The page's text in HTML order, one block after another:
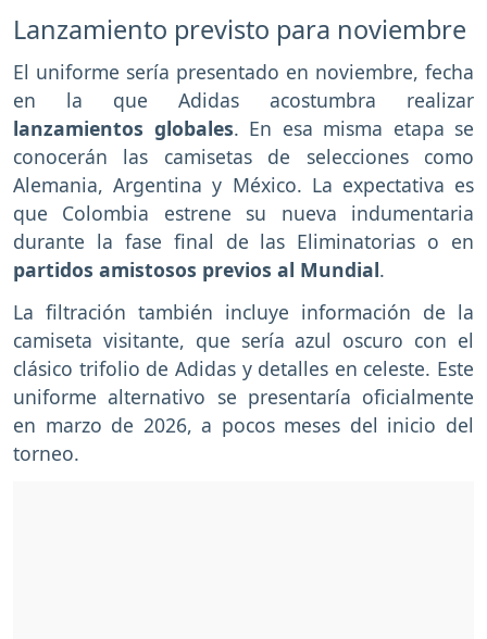
Lanzamiento previsto para noviembre
El uniforme sería presentado en noviembre, fecha
en la que Adidas acostumbra realizar
lanzamientos globales. En esa misma etapa se
conocerán las camisetas de selecciones como
Alemania, Argentina y México. La expectativa es
que Colombia estrene su nueva indumentaria
durante la fase final de las Eliminatorias o en
partidos amistosos previos al Mundial.
La filtración también incluye información de la
camiseta visitante, que sería azul oscuro con el
clásico trifolio de Adidas y detalles en celeste. Este
uniforme alternativo se presentaría oficialmente
en marzo de 2026, a pocos meses del inicio del
torneo.